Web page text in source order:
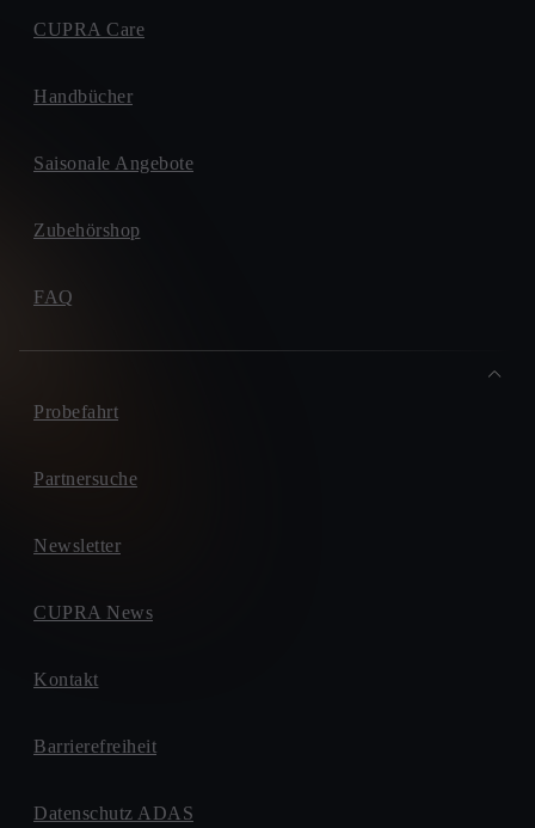
CUPRA Care
Handbücher
Saisonale Angebote
Zubehörshop
FAQ
Probefahrt
Partnersuche
Newsletter
CUPRA News
Kontakt
Barrierefreiheit
Datenschutz ADAS